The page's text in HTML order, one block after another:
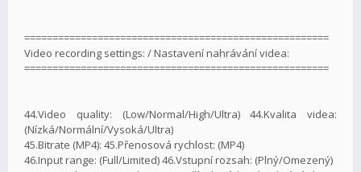
======================================================
Video recording settings: / Nastavení nahrávání videa:
======================================================
44.Video quality: (Low/Normal/High/Ultra) 44.Kvalita videa:
(Nízká/Normální/Vysoká/Ultra)
45.Bitrate (MP4): 45.Přenosová rychlost: (MP4)
46.Input range: (Full/Limited) 46.Vstupní rozsah: (Plný/Omezený)